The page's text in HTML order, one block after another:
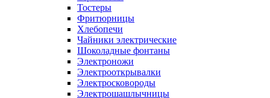
Тостеры
Фритюрницы
Хлебопечи
Чайники электрические
Шоколадные фонтаны
Электроножи
Электрооткрывалки
Электросковороды
Электрошашлычницы